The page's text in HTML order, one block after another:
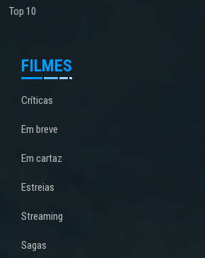
Top 10
FILMES
Críticas
Em breve
Em cartaz
Estreias
Streaming
Sagas